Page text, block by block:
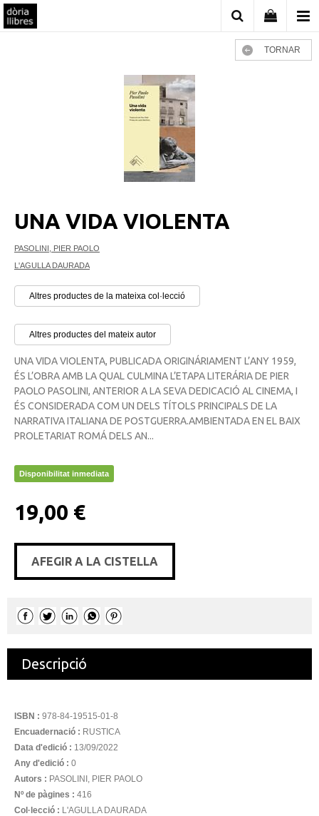
TORNAR
UNA VIDA VIOLENTA
PASOLINI, PIER PAOLO
L'AGULLA DAURADA
Altres productes de la mateixa col·lecció
Altres productes del mateix autor
UNA VIDA VIOLENTA, PUBLICADA ORIGINÁRIAMENT L’ANY 1959,
ÉS L’OBRA AMB LA QUAL CULMINA L’ETAPA LITERÁRIA DE PIER
PAOLO PASOLINI, ANTERIOR A LA SEVA DEDICACIÓ AL CINEMA, I
ÉS CONSIDERADA COM UN DELS TÍTOLS PRINCIPALS DE LA
NARRATIVA ITALIANA DE POSTGUERRA.AMBIENTADA EN EL BAIX
PROLETARIAT ROMÁ DELS AN...
Disponibilitat inmediata
19,00 €
AFEGIR A LA CISTELLA
Descripció
ISBN : 978-84-19515-01-8
Encuadernació : RUSTICA
Data d'edició : 13/09/2022
Any d'edició : 0
Autors : PASOLINI, PIER PAOLO
Nº de pàgines : 416
Col·lecció : L'AGULLA DAURADA